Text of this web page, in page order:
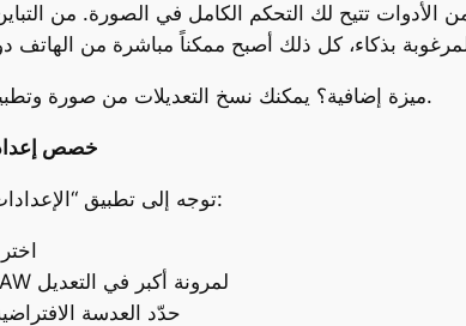
تتيح لك التحكم الكامل في الصورة. من التباين،
ميزة إضافية؟ يمكنك نسخ التعديلات من صورة وتطبيقها على أخرى بنقرة واحدة.
خصص
توجه إلى تطبيق “الإعدادات” وخصص كاميرتك بالكامل:
فعّل التصوير بصيغة RAW لمرونة أكبر في التعديل
حدّد العدسة